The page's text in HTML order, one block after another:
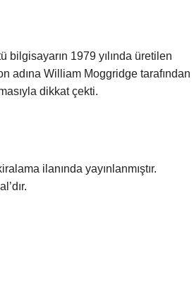
bilgisayarın 1979 yılında üretilen
adına William Moggridge tarafından
dikkat çekti.
ilanında yayınlanmıştır.